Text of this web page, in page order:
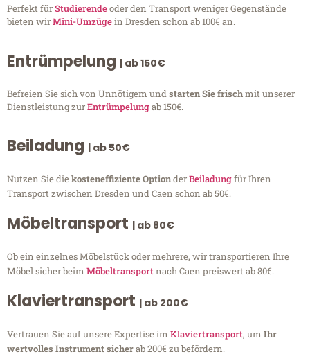
Perfekt fürStudierendeoder den Transport weniger Gegenstände
bieten wirMini-Umzügein Dresden schon ab 100€ an.
Entrümpelung | ab 150€
Befreien Sie sich von Unnötigem undstarten Sie frischmit unserer
Dienstleistung zurEntrümpelungab 150€.
Beiladung | ab 50€
Nutzen Sie diekosteneffiziente OptionderBeiladungfür Ihren
Transport zwischen Dresden und Caen schon ab 50€.
Möbeltransport | ab 80€
Ob ein einzelnes Möbelstück oder mehrere, wir transportieren Ihre
Möbel sicher beim Möbeltransportnach Caen preiswert ab 80€.
Klaviertransport | ab 200€
Vertrauen Sie auf unsere Expertise im Klaviertransport, um Ihr
wertvolles Instrument sicherab 200€ zu befördern.